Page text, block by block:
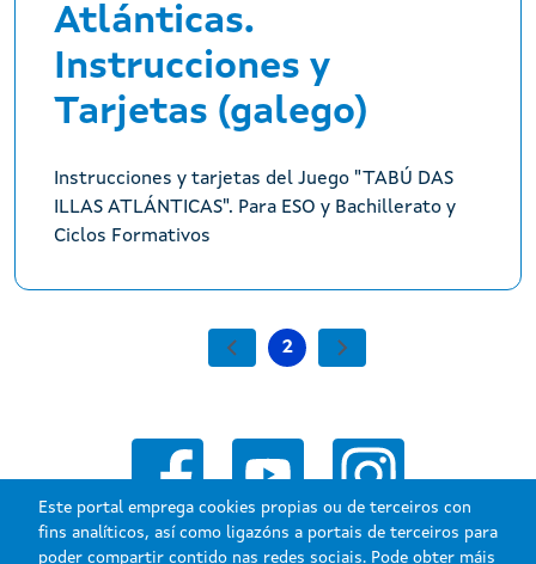
Este portal emprega cookies propias ou de terceiros con
fins analíticos, así como ligazóns a portais de terceiros para
poder compartir contido nas redes sociais. Pode obter máis
Atlánticas.
Instrucciones y
Tarjetas (galego)
Instrucciones y tarjetas del Juego "TABÚ DAS
ILLAS ATLÁNTICAS". Para ESO y Bachillerato y
Ciclos Formativos
Páxina anterior
Páxina actual
2 Páxina Seguinte